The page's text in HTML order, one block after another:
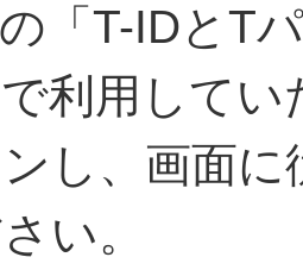
「T-IDとT
利用して
し、画面
い。